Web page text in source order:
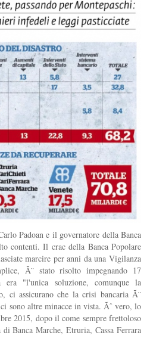
Padoan e il governatore della Banca
contenti. Il crac della Banca Popolare
marcire per anni da una Vigilanza
Ã¨ stato risolto impegnando 17
"l'unica soluzione, comunque la
ci assicurano che la crisi bancaria Ã¨
sono altre minacce in vista. Ãˆ vero, lo
2015, dopo il come sempre frettoloso
Banca Marche, Etruria, Cassa Ferrara